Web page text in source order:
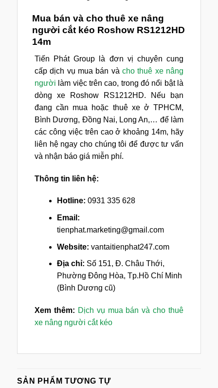
Mua bán và cho thuê xe nâng
người cắt kéo Roshow RS1212HD
14m
Tiến Phát Group là đơn vị chuyên cung
cấp dịch vụ mua bán và cho thuê xe nâng
người làm việc trên cao, trong đó nổi bật là
dòng xe Roshow RS1212HD. Nếu bạn
đang cần mua hoặc thuê xe ở TPHCM,
Bình Dương, Đồng Nai, Long An,… để làm
các công việc trên cao ở khoảng 14m, hãy
liên hệ ngay cho chúng tôi để được tư vấn
và nhận báo giá miễn phí.
Thông tin liên hệ:
Hotline: 0931 335 628
Email:
tienphat.marketing@gmail.com
Website: vantaitienphat247.com
Địa chỉ: Số 151, Đ. Châu Thới,
Phường Đông Hòa, Tp.Hồ Chí Minh
(Bình Dương cũ)
Xem thêm: Dịch vụ mua bán và cho thuê
xe nâng người cắt kéo
SẢN PHẨM TƯƠNG TỰ